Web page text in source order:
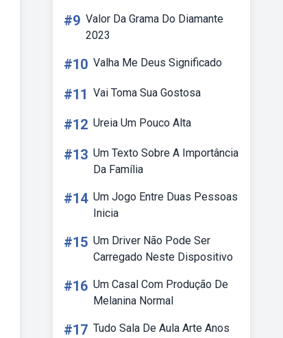
#9 Valor Da Grama Do Diamante
2023
#10 Valha Me Deus Significado
#11 Vai Toma Sua Gostosa
#12 Ureia Um Pouco Alta
#13 Um Texto Sobre A Importância
Da Família
#14 Um Jogo Entre Duas Pessoas
Inicia
#15 Um Driver Não Pode Ser
Carregado Neste Dispositivo
#16 Um Casal Com Produção De
Melanina Normal
#17 Tudo Sala De Aula Arte Anos